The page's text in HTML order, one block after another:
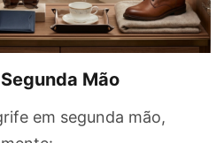
Mão
em segunda mão,